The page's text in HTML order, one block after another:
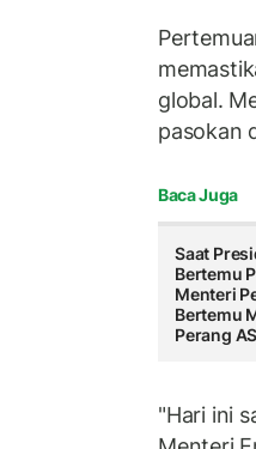
global.
pasokan
Baca Juga
Saat
Bertemu
Menteri
Bertemu
Perang AS
"Hari ini